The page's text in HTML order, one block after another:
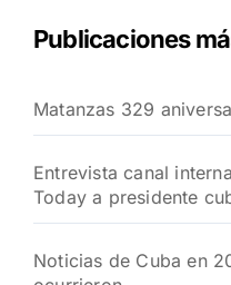
Publicaciones
Matanzas 329
Entrevista canal
Today a presidente
Noticias de Cuba en